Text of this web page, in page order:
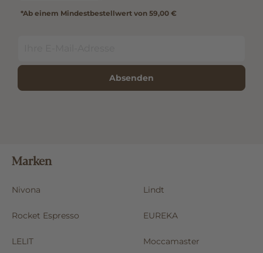
*Ab einem Mindestbestellwert von 59,00 €
Absenden
Marken
Nivona Lindt
Rocket Espresso EUREKA
LELIT Moccamaster